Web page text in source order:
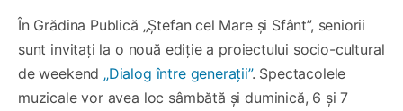
În Grădina Publică „Ștefan cel Mare și Sfânt”, seniorii
sunt invitați la o nouă ediție a proiectului socio-cultural
de weekend „Dialog între generații”. Spectacolele
muzicale vor avea loc sâmbătă și duminică, 6 și 7